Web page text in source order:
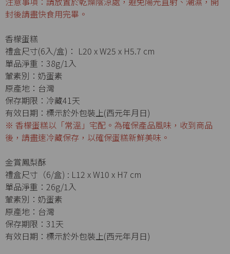
封後請盡快食用完畢。
香檬蛋糕
禮盒尺寸(6入/盒)： L20 x W25 x H5.7 cm
單品淨重：38g/1入
葷素別：奶蛋素
原產地：台灣
保存期限：冷藏41天
有效日期：標示於外包裝上(西元年月日)
※ 香檬蛋糕以「常溫」宅配。為確保產品風味，收到商品
後，請盡速冷藏保存，以確保蛋糕新鮮美味。
金賞鳳梨酥
禮盒尺寸（6/盒) : L12 x W10 x H7 cm
單品淨重：26g/1入
葷素別：奶蛋素
原產地：台灣
保存期限：31天
有效日期：標示於外包裝上(西元年月日)